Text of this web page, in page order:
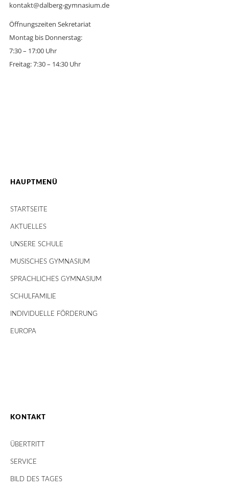
kontakt@dalberg-gymnasium.de
Öffnungszeiten Sekretariat
Montag bis Donnerstag:
7:30 – 17:00 Uhr
Freitag: 7:30 – 14:30 Uhr
HAUPTMENÜ
STARTSEITE
AKTUELLES
UNSERE SCHULE
MUSISCHES GYMNASIUM
SPRACHLICHES GYMNASIUM
SCHULFAMILIE
INDIVIDUELLE FÖRDERUNG
EUROPA
KONTAKT
ÜBERTRITT
SERVICE
BILD DES TAGES